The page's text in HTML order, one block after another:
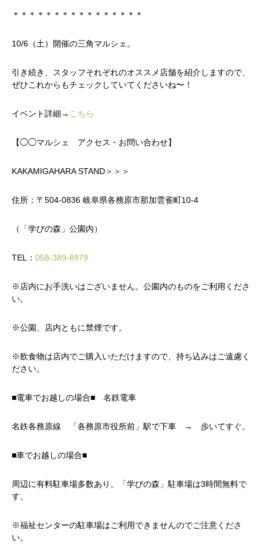
お問い合わせ
Instagram
＊＊＊＊＊＊＊＊＊＊＊＊＊＊＊＊
10/6（土）開催の三角マルシェ。
引き続き、スタッフそれぞれのオススメ店舗を紹介しますので、
ぜひこれからもチェックしていてくださいね〜！
イベント詳細→ こちら
【◯◯マルシェ アクセス・お問い合わせ】
KAKAMIGAHARA STAND＞＞＞
住所：〒504-0836 岐阜県各務原市那加雲雀町10‐4
（「学びの森」公園内）
TEL： 058-389-8979
※店内にお手洗いはございません。公園内のものをご利用くださ
い。
※公園、店内ともに禁煙です。
※飲食物は店内でご購入いただけますので、持ち込みはご遠慮く
ださい。
■電車でお越しの場合■ 名鉄電車
名鉄各務原線 「各務原市役所前」駅で下車 → 歩いてすぐ。
■車でお越しの場合■
周辺に有料駐車場多数あり。「学びの森」駐車場は3時間無料で
す。
※福祉センターの駐車場はご利用できませんのでご注意くださ
い。